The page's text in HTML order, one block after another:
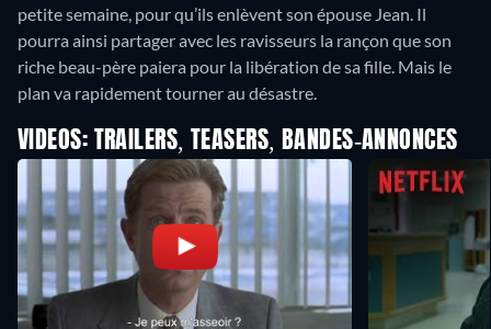
petite semaine, pour qu’ils enlèvent son épouse Jean. Il
pourra ainsi partager avec les ravisseurs la rançon que son
riche beau-père paiera pour la libération de sa fille. Mais le
plan va rapidement tourner au désastre.
VIDEOS: TRAILERS, TEASERS, BANDES-ANNONCES